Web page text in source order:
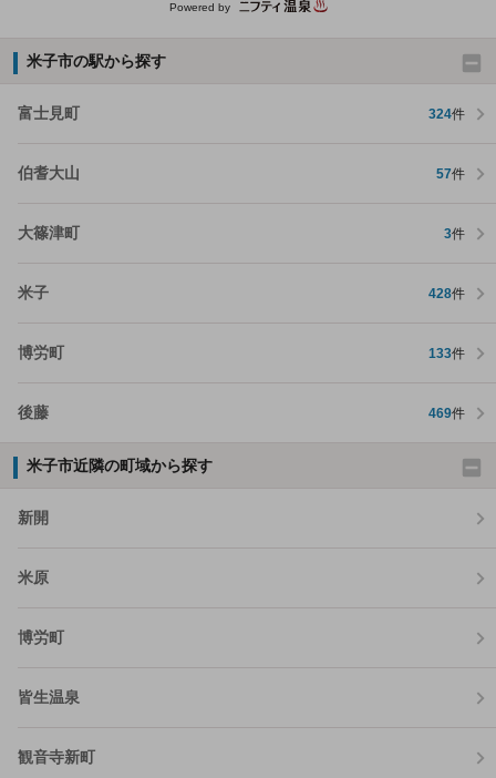
Powered by
米子市の駅から探す
富士見町 324件
伯耆大山 57件
大篠津町 3件
米子 428件
博労町 133件
後藤 469件
米子市近隣の町域から探す
新開
米原
博労町
皆生温泉
観音寺新町